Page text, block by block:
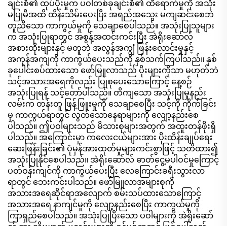
ချင်းစီ၏ ထုပ်ပိုးမှုက ပဝါတစ်ခုချင်းစီ၏ ထိရောက်မှုကို အသုံး
မပြုမီအထိ ထိန်းသိမ်းပေးပြီး အရည်အသွေး မကျဆင်းစေဘဲ
တူညီသော ကာကွယ်မှုကို သေချာစေပါသည်။ အသုံးပြုသူများ
က အသုံးပြုရာတွင် အစွန့်အထင်းကင်းပြီး အဲရိုးဆော်လ်
အစားထိုးများနှင့် မတူဘဲ အလွန်အကျွံ ဖြန်းလောင်းမှုနှင့်
အကုန်အကျကို ကာကွယ်ပေးသည်ကို နှစ်သက်ကြပါသည်။ နှစ်
ခုပေါင်းစပ်ထားသော ဖော်မြူလာသည် ပိုးများကိုသာ မဟုတ်ဘဲ
သင့်အသားအရေကိုလည်း ပြုစုပေးသောကြောင့် နေ့စဉ်
အသုံးပြုရန် သင့်တော်ပါသည်။ တိကျသော အသုံးပြုမှုနည်း
လမ်းက တန်းတူ ဖြန့်ဖြူးမှုကို သေချာစေပြီး သင့်ကို ကိုက်ခြင်း
မှ ကာကွယ်ရာတွင် လွတ်သောနေရာများကို လျော့နည်းစေ
ပါသည်။ ဤပဝါများသည် မိသားစုများအတွက် အထူးတန်ဖိုးရှိ
ပါသည်။ အကြောင်းမှာ ကလေးငယ်များအား ပိုးထိန်းချုပ်ရေး
ဆေးဖြန်းခြင်း၏ ပုံမှန်အားထုတ်မှုများကင်းစွာဖြင့် သတိထား၍
အသုံးပြုနိုင်စေပါသည်။ အဲရိုးဆော်လ် ဓာတ်ငွေ့မပါဝင်မှုကြောင့်
ပတ်ဝန်းကျင်ကို ကာကွယ်ပေးပြီး လေကြောင်းခရီးသွားလာ
ရာတွင် ဘေးကင်းပါသည်။ ဖော်မြူလာအများစုကို
အသားအရေဆိုင်ရာအလျောက် စမ်းသပ်ထားသောကြောင့်
အသားအရေ နာကျင်မှုကို လျော့နည်းစေပြီး ကာကွယ်မှုကို
ကြာရှည်စေပါသည်။ အသုံးပြုပြီးသော ပဝါများကို အဲရိုးဆော်